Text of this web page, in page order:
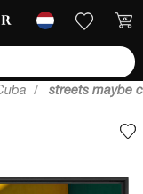
streets maybe